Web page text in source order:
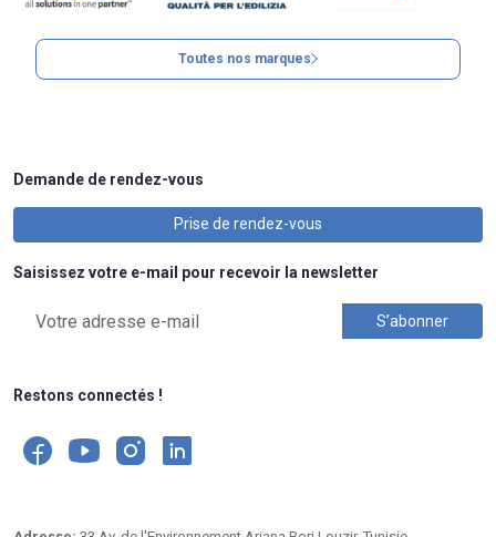
Toutes nos marques
Demande de rendez-vous
Prise de rendez-vous
Saisissez votre e-mail pour recevoir la newsletter
Restons connectés !